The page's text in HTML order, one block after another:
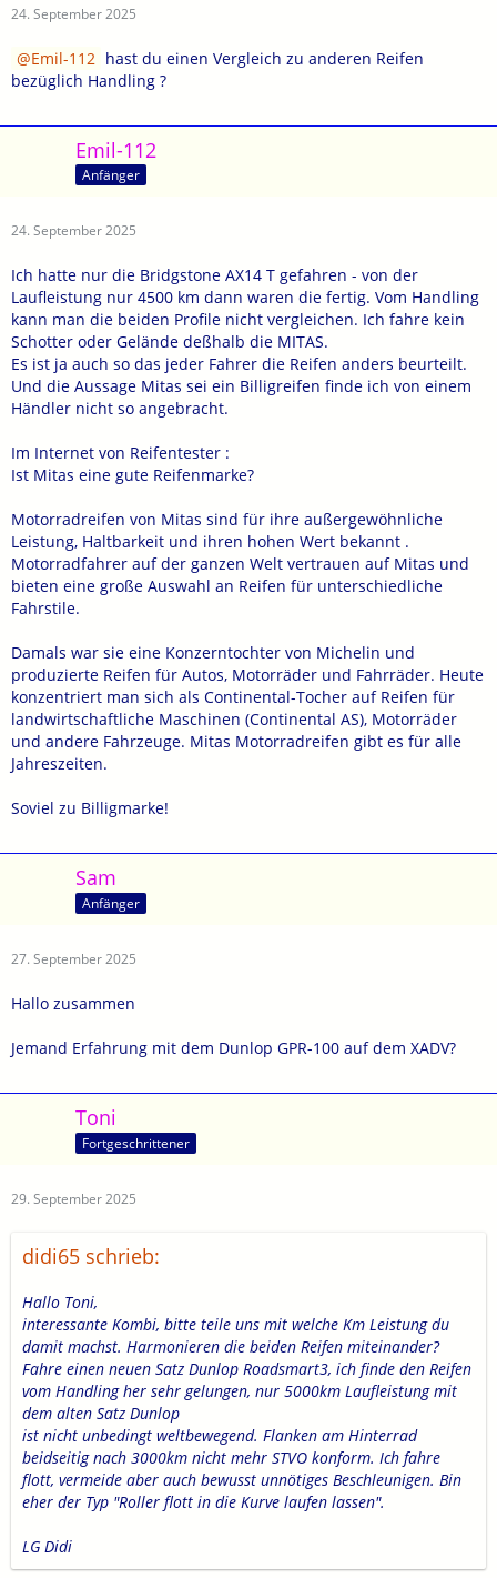
24. September 2025
Emil-112 hast du einen Vergleich zu anderen Reifen
bezüglich Handling ?
Emil-112
Anfänger
24. September 2025
Ich hatte nur die Bridgstone AX14 T gefahren - von der
Laufleistung nur 4500 km dann waren die fertig. Vom Handling
kann man die beiden Profile nicht vergleichen. Ich fahre kein
Schotter oder Gelände deßhalb die MITAS.
Es ist ja auch so das jeder Fahrer die Reifen anders beurteilt.
Und die Aussage Mitas sei ein Billigreifen finde ich von einem
Händler nicht so angebracht.
Im Internet von Reifentester :
Ist Mitas eine gute Reifenmarke?
Motorradreifen von Mitas sind für ihre außergewöhnliche
Leistung, Haltbarkeit und ihren hohen Wert bekannt .
Motorradfahrer auf der ganzen Welt vertrauen auf Mitas und
bieten eine große Auswahl an Reifen für unterschiedliche
Fahrstile.
Damals war sie eine Konzerntochter von Michelin und
produzierte Reifen für Autos, Motorräder und Fahrräder. Heute
konzentriert man sich als Continental-Tocher auf Reifen für
landwirtschaftliche Maschinen (Continental AS), Motorräder
und andere Fahrzeuge. Mitas Motorradreifen gibt es für alle
Jahreszeiten.
Soviel zu Billigmarke!
Sam
Anfänger
27. September 2025
Hallo zusammen
Jemand Erfahrung mit dem Dunlop GPR-100 auf dem XADV?
Toni
Fortgeschrittener
29. September 2025
didi65 schrieb:
Hallo Toni,
interessante Kombi, bitte teile uns mit welche Km Leistung du
damit machst. Harmonieren die beiden Reifen miteinander?
Fahre einen neuen Satz Dunlop Roadsmart3, ich finde den Reifen
vom Handling her sehr gelungen, nur 5000km Laufleistung mit
dem alten Satz Dunlop
ist nicht unbedingt weltbewegend. Flanken am Hinterrad
beidseitig nach 3000km nicht mehr STVO konform. Ich fahre
flott, vermeide aber auch bewusst unnötiges Beschleunigen. Bin
eher der Typ "Roller flott in die Kurve laufen lassen".
LG Didi